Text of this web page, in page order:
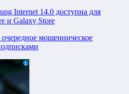
Internet 14.0 доступна для
и Galaxy Store
мошенническое